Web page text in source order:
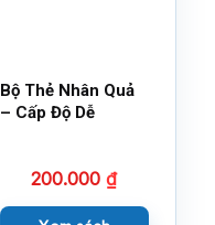
Bộ Thẻ Nhân Quả
– Cấp Độ Dễ
200.000₫